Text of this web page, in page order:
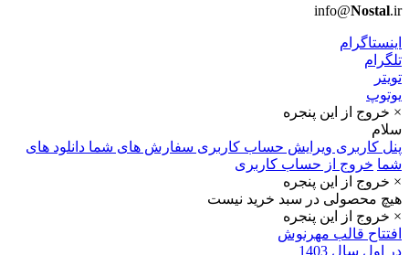
info@Nostal.ir
اینستاگرام
تلگرام
تویتر
یوتوپ
× خروج از این پنجره
سلام
پنل کاربری ویرایش حساب کاربری سفارش های شما دانلود های
شما خروج از حساب کاربری
× خروج از این پنجره
هیچ محصولی در سبد خرید نیست
× خروج از این پنجره
افتتاح قالب مهرنوش
در اول سال 1403